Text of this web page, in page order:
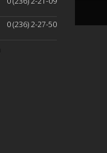
0 (236) 2-27-50